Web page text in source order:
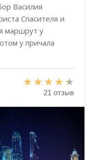
Василия
Спасителя и
маршрут у
у причала
21 отзыв